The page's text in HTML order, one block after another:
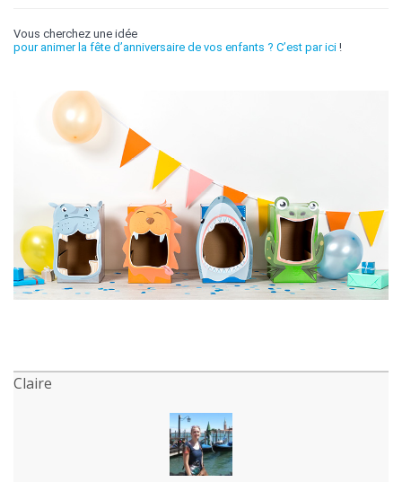
Vous cherchez une idée
pour animer la fête d’anniversaire de vos enfants ? C’est par ici !
Claire